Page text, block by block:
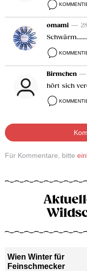
omami —
Birmchen —
hört sich
Für Kommentare, bitte
Wien Winter für
Feinschmecker